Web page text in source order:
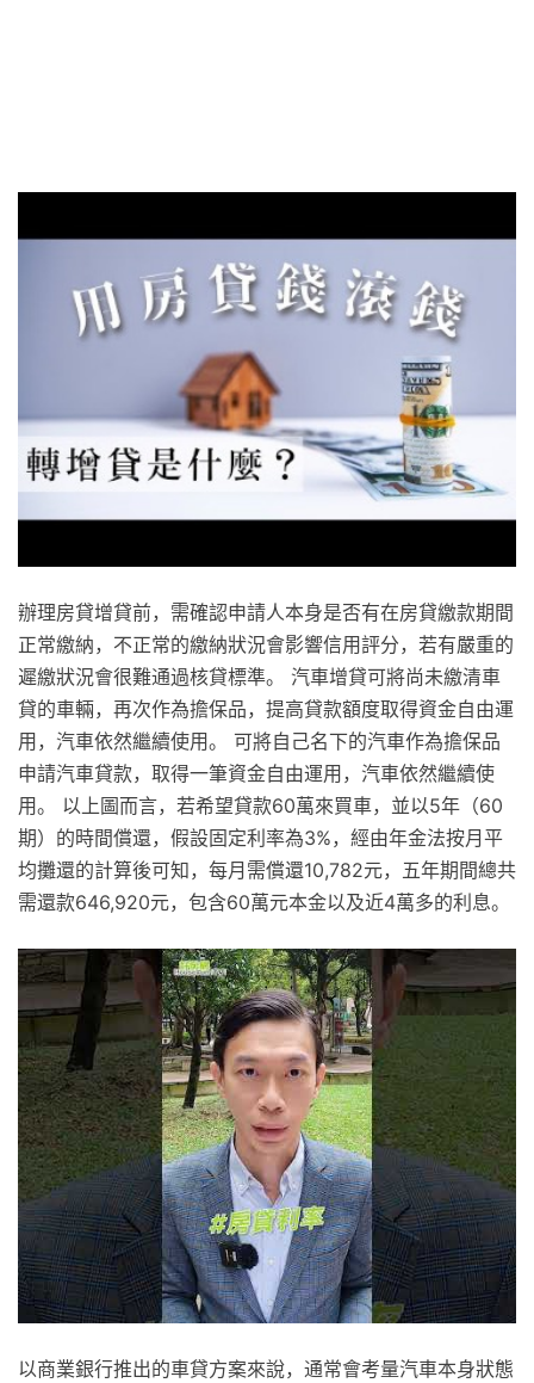
辦理房貸增貸前，需確認申請人本身是否有在房貸繳款期間
正常繳納，不正常的繳納狀況會影響信用評分，若有嚴重的
遲繳狀況會很難通過核貸標準。 汽車增貸可將尚未繳清車
貸的車輛，再次作為擔保品，提高貸款額度取得資金自由運
用，汽車依然繼續使用。 可將自己名下的汽車作為擔保品
申請汽車貸款，取得一筆資金自由運用，汽車依然繼續使
用。 以上圖而言，若希望貸款60萬來買車，並以5年（60
期）的時間償還，假設固定利率為3%，經由年金法按月平
均攤還的計算後可知，每月需償還10,782元，五年期間總共
需還款646,920元，包含60萬元本金以及近4萬多的利息。
以商業銀行推出的車貸方案來說，通常會考量汽車本身狀態